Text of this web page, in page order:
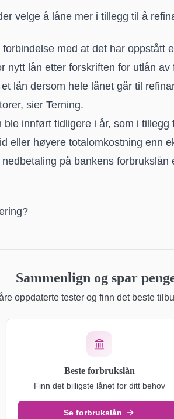
velge å låne mer i tillegg til å
med at det har oppstått
nytt lån etter forskriften for utlån
lån dersom hele lånet går til
sier Terning.
innført tidligere i år, som i
eller høyere totalomkostning enn
på bankens forbrukslån
Sammenlign og spar
oppdaterte tester og finn det beste
Beste forbrukslån
Finn det billigste lånet for ditt behov
Se forbrukslån